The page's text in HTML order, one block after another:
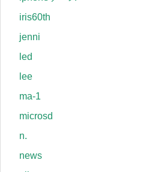
iris60th
jenni
led
lee
ma-1
microsd
n.
news